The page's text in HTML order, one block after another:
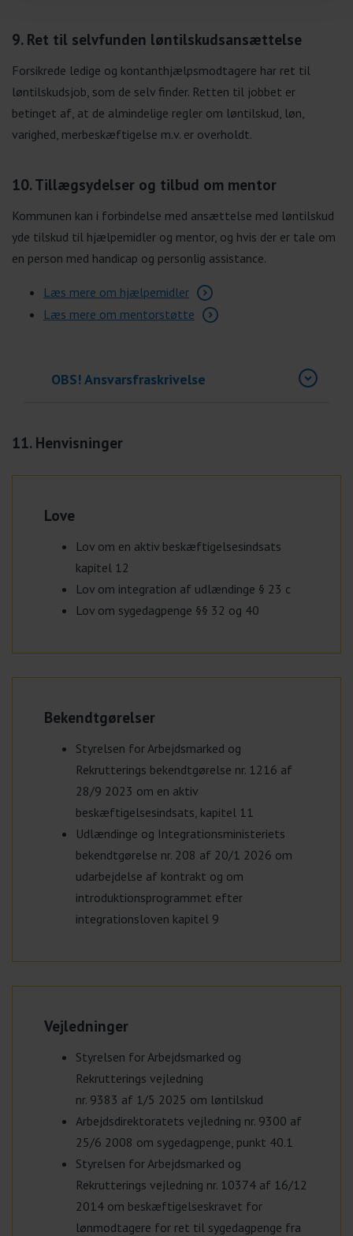
9. Ret til selvfunden løntilskudsansættelse
Forsikrede ledige og kontanthjælpsmodtagere har ret til
løntilskudsjob, som de selv finder. Retten til jobbet er
betinget af, at de almindelige regler om løntilskud, løn,
varighed, merbeskæftigelse m.v. er overholdt.
10. Tillægsydelser og tilbud om mentor
Kommunen kan i forbindelse med ansættelse med løntilskud
yde tilskud til hjælpemidler og mentor, og hvis der er tale om
en person med handicap og personlig assistance.
Læs mere om hjælpemidler
Læs mere om mentorstøtte
OBS! Ansvarsfraskrivelse
11. Henvisninger
Love
Lov om en aktiv beskæftigelsesindsats
kapitel 12
Lov om integration af udlændinge § 23 c
Lov om sygedagpenge §§ 32 og 40
Bekendtgørelser
Styrelsen for Arbejdsmarked og
Rekrutterings bekendtgørelse nr. 1216 af
28/9 2023 om en aktiv
beskæftigelsesindsats, kapitel 11
Udlændinge og Integrationsministeriets
bekendtgørelse nr. 208 af 20/1 2026 om
udarbejdelse af kontrakt og om
introduktionsprogrammet efter
integrationsloven kapitel 9
Vejledninger
Styrelsen for Arbejdsmarked og
Rekrutterings vejledning
nr. 9383 af 1/5 2025 om løntilskud
Arbejdsdirektoratets vejledning nr. 9300 af
25/6 2008 om sygedagpenge, punkt 40.1
Styrelsen for Arbejdsmarked og
Rekrutterings vejledning nr. 10374 af 16/12
2014 om beskæftigelseskravet for
lønmodtagere for ret til sygedagpenge fra